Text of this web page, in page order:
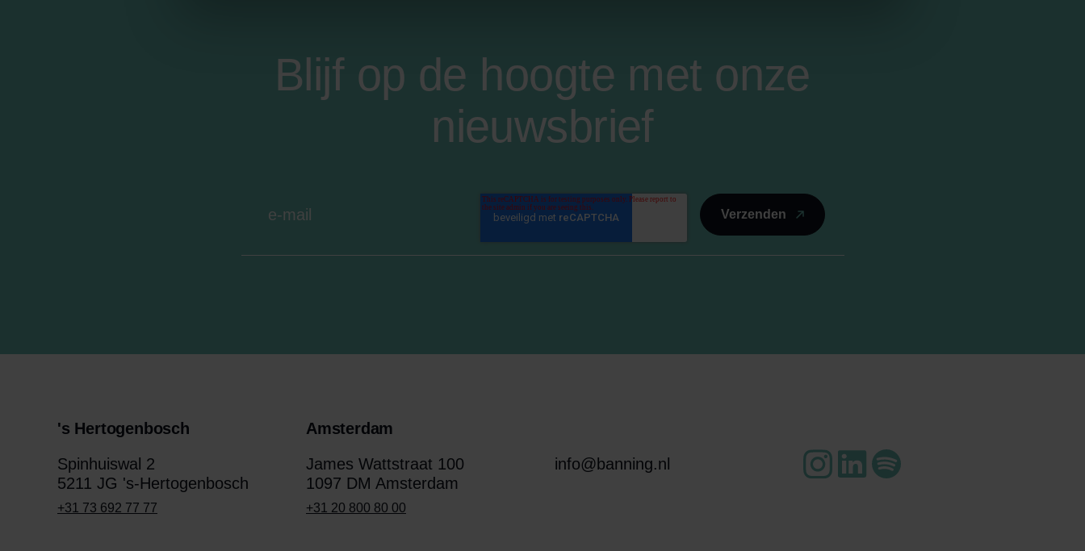
Blijf op de hoogte met onze
nieuwsbrief
's Hertogenbosch
Spinhuiswal 2
5211 JG 's-Hertogenbosch
+31 73 692 77 77
Amsterdam
James Wattstraat 100
1097 DM Amsterdam
+31 20 800 80 00
info@banning.nl